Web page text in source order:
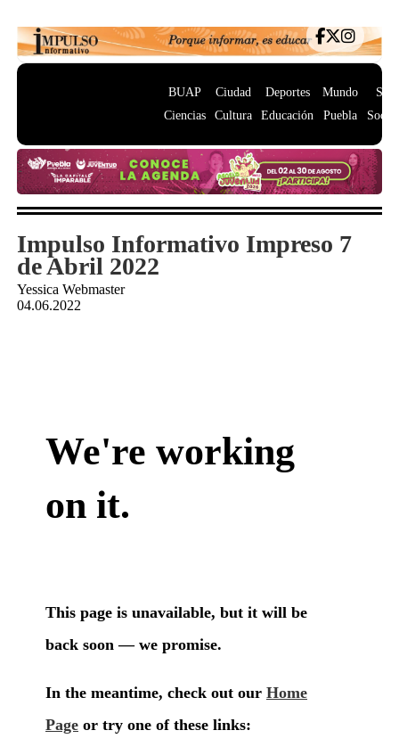
BUAP
Ciencias
Ciudad
Cultura
Deportes
Educación
Mundo
Puebla
Impulso Informativo Impreso 7
de Abril 2022
Yessica Webmaster
04.06.2022